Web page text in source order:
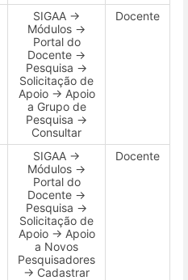
SIGAA →
Módulos →
Portal do
Docente →
Pesquisa →
Solicitação de
Apoio → Apoio
a Grupo de
Pesquisa →
Consultar
Docente
SIGAA →
Módulos →
Portal do
Docente →
Pesquisa →
Solicitação de
Apoio → Apoio
a Novos
Pesquisadores
→ Cadastrar
Docente